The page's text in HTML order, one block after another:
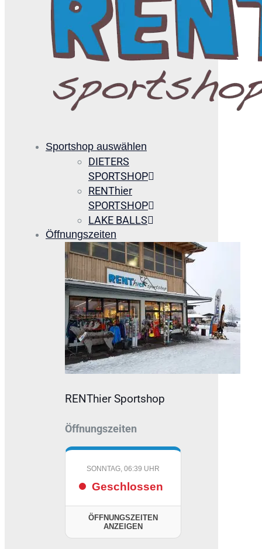
Sportshop auswählen
DIETERS
SPORTSHOP
RENThier
SPORTSHOP
LAKE BALLS
Öffnungszeiten
RENThier Sportshop
Öffnungszeiten
SONNTAG, 06:39 UHR
Geschlossen
ÖFFNUNGSZEITEN
ANZEIGEN